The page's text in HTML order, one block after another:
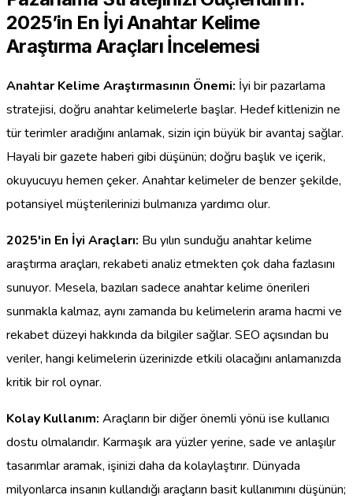
2025’in En İyi Anahtar Kelime
Araştırma Araçları İncelemesi
Anahtar Kelime Araştırmasının Önemi: İyi bir pazarlama
stratejisi, doğru anahtar kelimelerle başlar. Hedef kitlenizin ne
tür terimler aradığını anlamak, sizin için büyük bir avantaj sağlar.
Hayali bir gazete haberi gibi düşünün; doğru başlık ve içerik,
okuyucuyu hemen çeker. Anahtar kelimeler de benzer şekilde,
potansiyel müşterilerinizi bulmanıza yardımcı olur.
2025'in En İyi Araçları: Bu yılın sunduğu anahtar kelime
araştırma araçları, rekabeti analiz etmekten çok daha fazlasını
sunuyor. Mesela, bazıları sadece anahtar kelime önerileri
sunmakla kalmaz, aynı zamanda bu kelimelerin arama hacmi ve
rekabet düzeyi hakkında da bilgiler sağlar. SEO açısından bu
veriler, hangi kelimelerin üzerinizde etkili olacağını anlamanızda
kritik bir rol oynar.
Kolay Kullanım: Araçların bir diğer önemli yönü ise kullanıcı
dostu olmalarıdır. Karmaşık ara yüzler yerine, sade ve anlaşılır
tasarımlar aramak, işinizi daha da kolaylaştırır. Dünyada
milyonlarca insanın kullandığı araçların basit kullanımını düşünün;